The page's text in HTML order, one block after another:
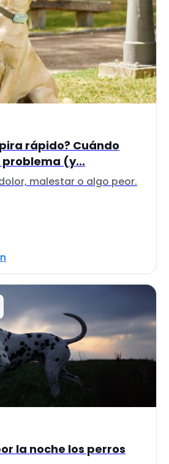
rápido? Cuándo
(y...
malestar o algo peor.
la noche los perros